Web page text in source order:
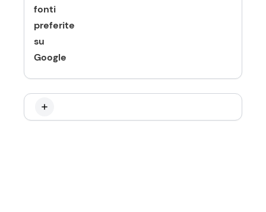
fonti
preferite
su
Google